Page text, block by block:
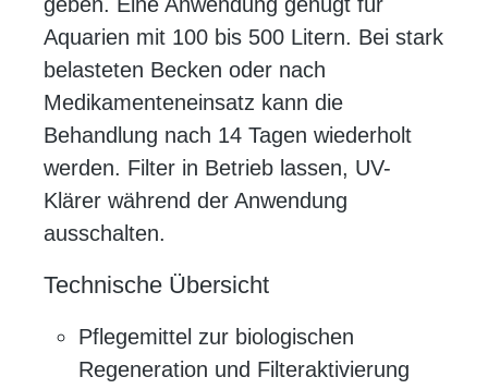
Aquarien mit 100 bis 500 Litern. Bei stark
belasteten Becken oder nach
Medikamenteneinsatz kann die
Behandlung nach 14 Tagen wiederholt
werden. Filter in Betrieb lassen, UV-
Klärer während der Anwendung
ausschalten.
Technische Übersicht
Pflegemittel zur biologischen
Regeneration und Filteraktivierung